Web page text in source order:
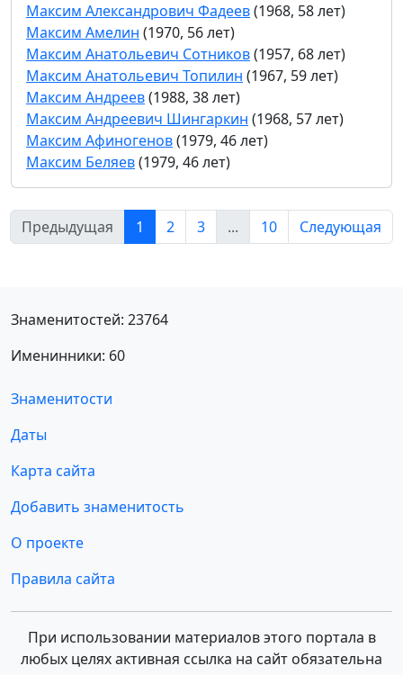
Максим Александрович Фадеев(1968, 58 лет)
Максим Амелин (1970, 56 лет)
Максим Анатольевич Сотников(1957, 68 лет)
Максим Анатольевич Топилин (1967, 59 лет)
Максим Андреев(1988, 38 лет)
Максим Андреевич Шингаркин (1968, 57 лет)
Максим Афиногенов(1979, 46 лет)
Максим Беляев(1979, 46 лет)
Предыдущая 1 2 3 ... 10 Следующая
Знаменитостей: 23764
Именинники: 60
Знаменитости
Даты
Карта сайта
Добавить знаменитость
О проекте
Правила сайта
При использовании материалов этого портала в
любых целях активная ссылка на сайт обязательна